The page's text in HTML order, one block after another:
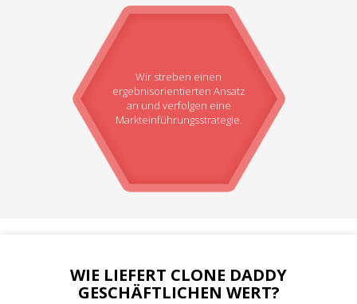
Wir streben einen
ergebnisorientierten Ansatz
an und verfolgen eine
Markteinführungsstrategie.
WIE LIEFERT CLONE DADDY
GESCHÄFTLICHEN WERT?